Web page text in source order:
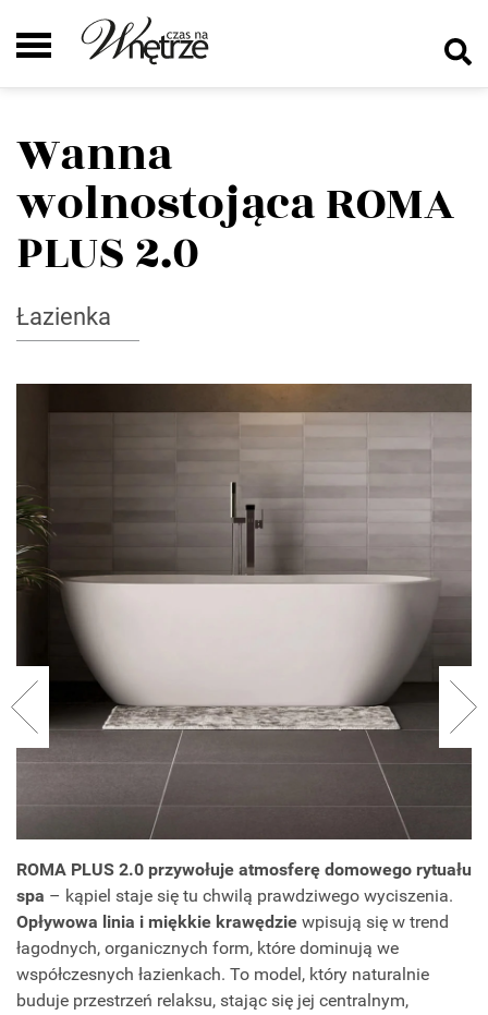
Wanna
wolnostojąca ROMA
PLUS 2.0
Łazienka
ROMA PLUS 2.0 przywołuje atmosferę domowego rytuału
spa – kąpiel staje się tu chwilą prawdziwego wyciszenia.
Opływowa linia i miękkie krawędzie wpisują się w trend
łagodnych, organicznych form, które dominują we
współczesnych łazienkach. To model, który naturalnie
buduje przestrzeń relaksu, stając się jej centralnym,